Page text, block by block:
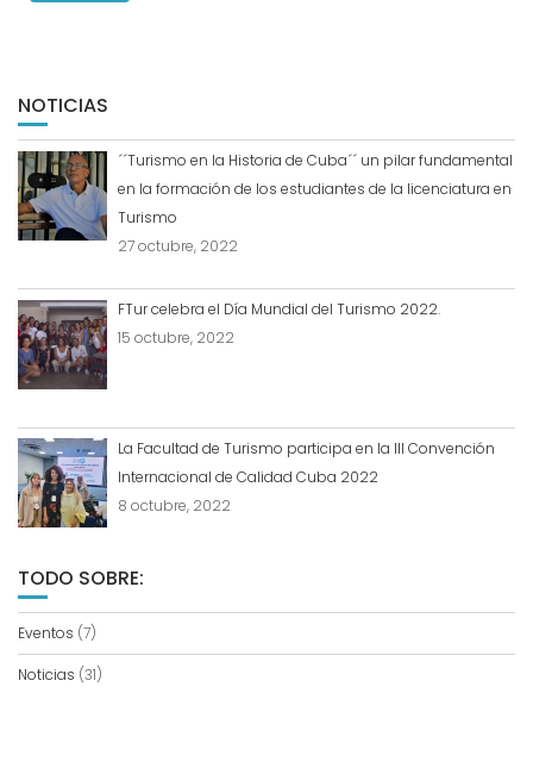
NOTICIAS
´´Turismo en la Historia de Cuba´´ un pilar fundamental
en la formación de los estudiantes de la licenciatura en
Turismo
27 octubre, 2022
FTur celebra el Día Mundial del Turismo 2022.
15 octubre, 2022
La Facultad de Turismo participa en la III Convención
Internacional de Calidad Cuba 2022
8 octubre, 2022
TODO SOBRE:
Eventos (7)
Noticias (31)